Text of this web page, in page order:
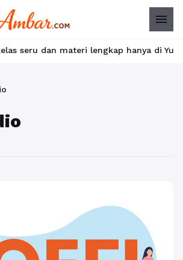
menu
dan materi lengkap hanya di